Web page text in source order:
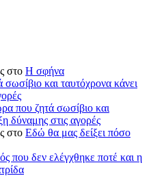
στο Η σφήνα
και ταυτόχρονα κάνει
που ζητά σωσίβιο και
δύναμης στις αγορές
στο Εδώ θα μας δείξει πόσο
που δεν ελέγχθηκε ποτέ και η